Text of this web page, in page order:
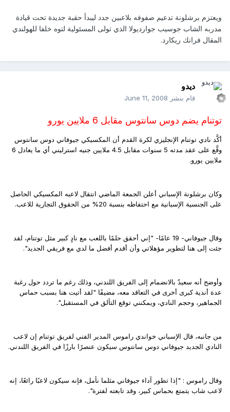
ويعتزم برشلونة تدعيم صفوفه بلاعبين جدد ليبدأ حقبة جديدة تحت قيادة
مدربه الشاب جوسيب جوارديولا الذي تولى المسئولية لتوه خلفا للهولندي
المقال فرانك ريكارد.
ديدو
قام بنشر June 11, 2008
توتنام يضم دوس سانتوس مقابل 6 ملايين يورو
أكَّد نادي توتنام الإنجليزي لكرة القدم أن المكسيكي جيوفاني دوس سانتوس
وقَّع على عقد مدته 5 سنوات مقابل 4.5 ملايين جنيه استرليني أي ما يعادل 6
ملايين يورو.
وكان برشلونة الإسباني أعلن الجمعة الماضي انتقال لاعبه المكسيكي الحاصل
على الجنسية الإسبانية مع احتفاظه بنسبة 20% من الحقوق التجارية للاعب.
وقال جيوفاني- 19 عامًا- "إني أحقق حلمًا باللعب مع نادٍ كبير مثل توتنام، لقد
جئت إلى هنا لتطوير مؤهلاتي وأن أقدم أفضل ما لدي مع فريقي الجديد".
وأوضح أنه سعيدٌ بالانضمام إلى الفريق اللندني، وذلك رغم ما تردد حول رغبة
عدة أندية كبرى أخرى في التعاقد معه، مضيفًا "لقد أتيت هنا بسبب حماس
الجماهير، وحجم النادي، ويمكنني توقع التألق في المستقبل".
من جانبه، قال الإسباني خواندي راموس المدير الفني لفريق توتنام إن لاعب
النادي الجديد جيوفاني دوس سانتوس سيكون عنصرًا بارزًا في الفريق اللندني.
وقال راموس : "إذا تطور آداء جيوفاني مثلما نأمل، فإنه سيكون لاعبًا رائعًا، إنه
لاعب شاب يتمتع بحماس كبير، وقد تابعته لفترة".